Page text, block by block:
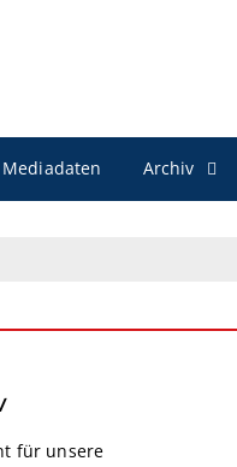
Mediadaten Archiv
für unsere